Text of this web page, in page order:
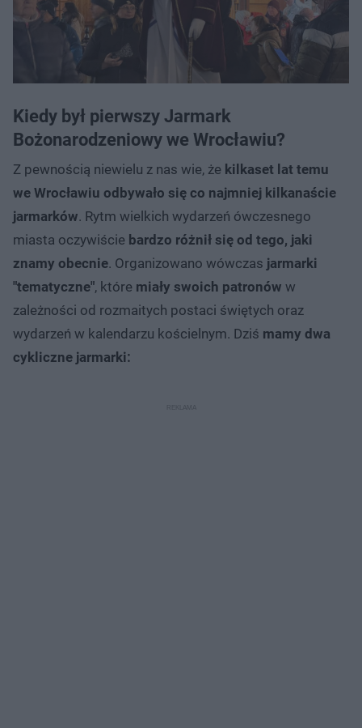
Kiedy był pierwszy Jarmark
Bożonarodzeniowy we Wrocławiu?
Z pewnością niewielu z nas wie, że kilkaset lat temu
we Wrocławiu odbywało się co najmniej kilkanaście
jarmarków. Rytm wielkich wydarzeń ówczesnego
miasta oczywiście bardzo różnił się od tego, jaki
znamy obecnie. Organizowano wówczas jarmarki
"tematyczne", które miały swoich patronów w
zależności od rozmaitych postaci świętych oraz
wydarzeń w kalendarzu kościelnym. Dziś mamy dwa
cykliczne jarmarki: